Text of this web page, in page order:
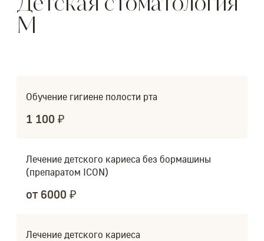
Детская стоматология
M
Обучение гигиене полости рта
1 100 ₽
Лечение детского кариеса без бормашины
(препаратом ICON)
от 6000 ₽
Лечение детского кариеса